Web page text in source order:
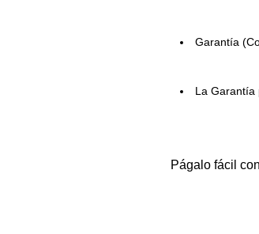
Garantía
La Garantía
Págalo fácil